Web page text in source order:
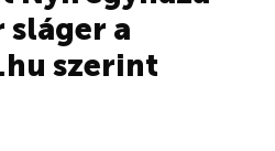
sláger a
szerint